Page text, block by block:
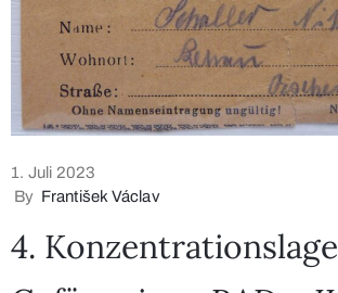
1. Juli 2023
By František Václav
4.